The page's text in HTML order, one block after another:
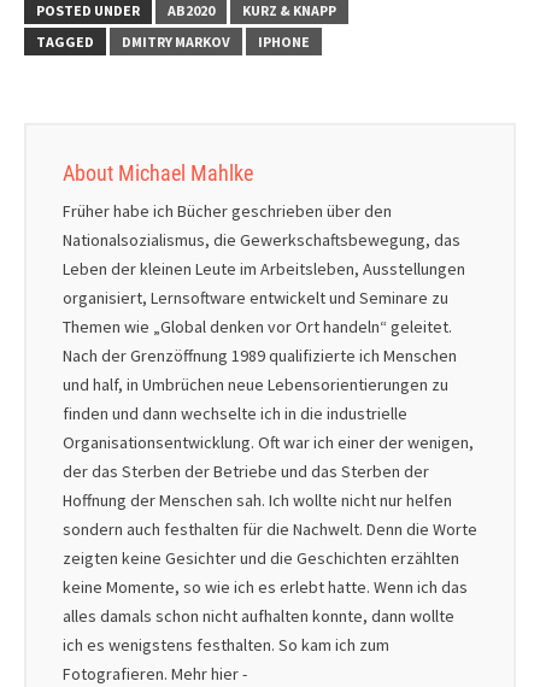
POSTED UNDER AB2020
KURZ & KNAPP
TAGGED
DMITRY MARKOV IPHONE
About Michael Mahlke
Früher habe ich Bücher geschrieben über den
Nationalsozialismus, die Gewerkschaftsbewegung, das
Leben der kleinen Leute im Arbeitsleben, Ausstellungen
organisiert, Lernsoftware entwickelt und Seminare zu
Themen wie „Global denken vor Ort handeln“ geleitet.
Nach der Grenzöffnung 1989 qualifizierte ich Menschen
und half, in Umbrüchen neue Lebensorientierungen zu
finden und dann wechselte ich in die industrielle
Organisationsentwicklung. Oft war ich einer der wenigen,
der das Sterben der Betriebe und das Sterben der
Hoffnung der Menschen sah. Ich wollte nicht nur helfen
sondern auch festhalten für die Nachwelt. Denn die Worte
zeigten keine Gesichter und die Geschichten erzählten
keine Momente, so wie ich es erlebt hatte. Wenn ich das
alles damals schon nicht aufhalten konnte, dann wollte
ich es wenigstens festhalten. So kam ich zum
Fotografieren. Mehr hier -